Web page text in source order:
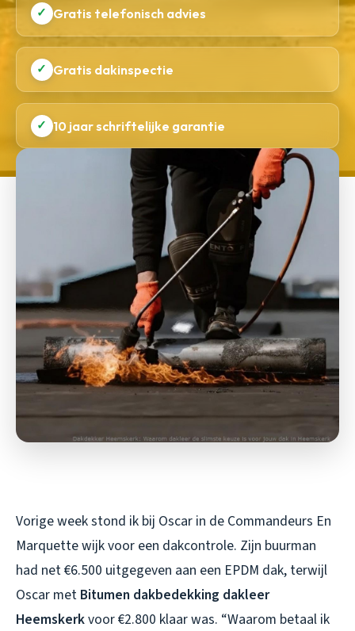
✓ Gratis telefonisch advies
✓ Gratis dakinspectie
✓ 10 jaar schriftelijke garantie
Vorige week stond ik bij Oscar in de Commandeurs En
Marquette wijk voor een dakcontrole. Zijn buurman
had net €6.500 uitgegeven aan een EPDM dak, terwijl
Oscar met Bitumen dakbedekking dakleer
Heemskerkvoor €2.800 klaar was. “Waarom betaal ik